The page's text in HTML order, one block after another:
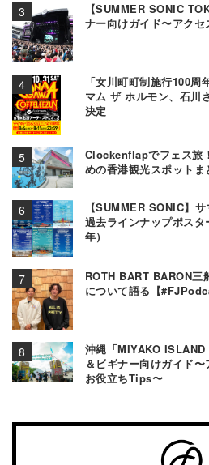
【SUMMER SONIC
ナー向けガイド〜アク
「女川町町制施行100
マム ザ ホルモン、石川
決定
Clockenflapでフェス旅
めの香港観光スポットま
【SUMMER SONIC】
過去ラインナップポス
年）
ROTH BART BARON三
について語る【
沖縄「MIYAKO
＆ビギナー向けガイド
お役立ちTips〜